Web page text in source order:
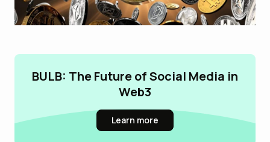
BULB: The Future of Social Media in
Web3
Learn more